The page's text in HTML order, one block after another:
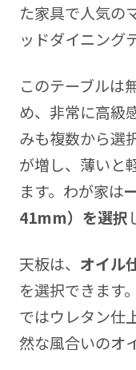
た家具で人気の
ッドダイニング
このテーブルは
め、非常に高級
みも複数から選
が増し、薄いと
ます。わが家は
41mm）を選択
天板は、 オイル
を選択できます
ではウレタン仕
然な風合いのオ